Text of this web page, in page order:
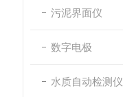
污泥界面仪
数字电极
水质自动检测仪